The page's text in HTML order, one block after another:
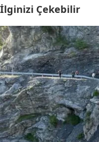
İlginizi Çekebilir